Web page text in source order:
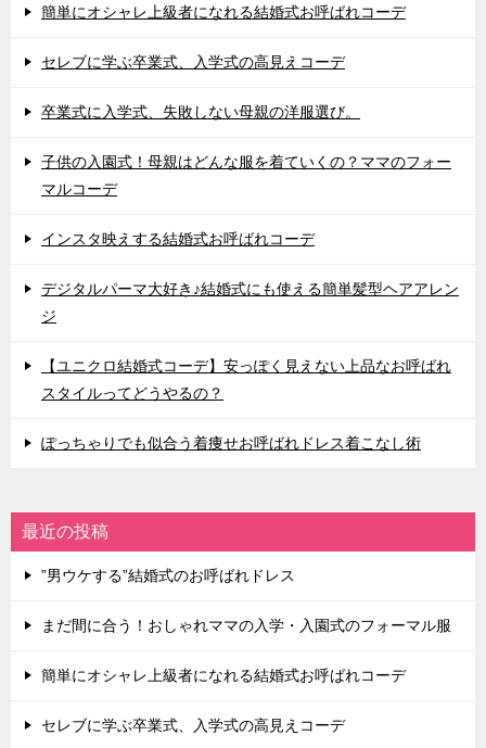
簡単にオシャレ上級者になれる結婚式お呼ばれコーデ
セレブに学ぶ卒業式、入学式の高見えコーデ
卒業式に入学式、失敗しない母親の洋服選び。
子供の入園式！母親はどんな服を着ていくの？ママのフォー
マルコーデ
インスタ映えする結婚式お呼ばれコーデ
デジタルパーマ大好き♪結婚式にも使える簡単髪型ヘアアレン
ジ
【ユニクロ結婚式コーデ】安っぽく見えない上品なお呼ばれ
スタイルってどうやるの？
ぽっちゃりでも似合う着痩せお呼ばれドレス着こなし術
最近の投稿
”男ウケする”結婚式のお呼ばれドレス
まだ間に合う！おしゃれママの入学・入園式のフォーマル服
簡単にオシャレ上級者になれる結婚式お呼ばれコーデ
セレブに学ぶ卒業式、入学式の高見えコーデ